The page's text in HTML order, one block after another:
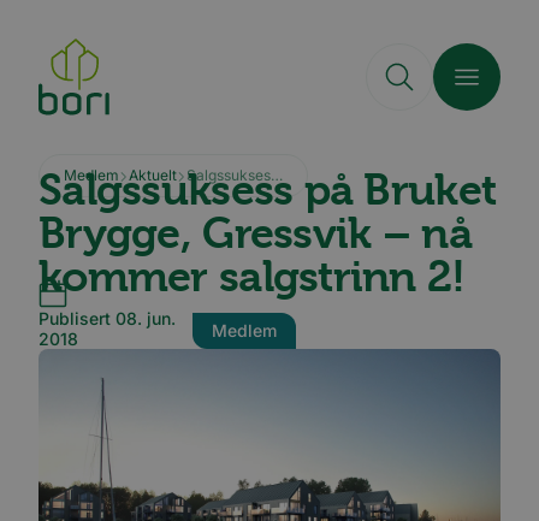
hovedinnhold
Medlem Aktuelt Salgssuksess på Bruket Brygge, Gressvik – nå kommer salgstrinn 2!
Salgssuksess på Bruket
Brygge, Gressvik – nå
kommer salgstrinn 2!
Publisert 08. jun.
2018
Medlem